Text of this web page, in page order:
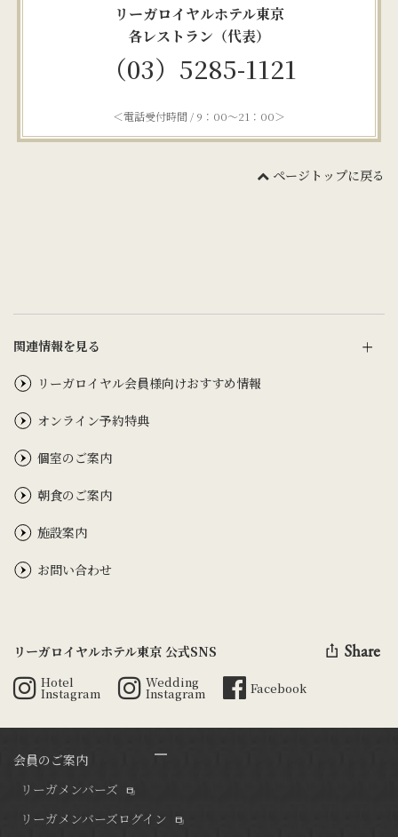
リーガロイヤルホテル東京
各レストラン（代表）
（03）5285-1121
＜電話受付時間 / 9：00～21：00＞
ページトップに戻る
関連情報を見る
リーガロイヤル会員様向けおすすめ情報
オンライン予約特典
個室のご案内
朝食のご案内
施設案内
お問い合わせ
リーガロイヤルホテル東京 公式SNS
Hotel
Instagram
Wedding
Instagram Facebook
Share
会員のご案内
リーガメンバーズ
リーガメンバーズログイン